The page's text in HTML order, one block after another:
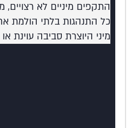
התקפים מיניים לא רצויים,
כל התנהגות בלתי הולמת
מיני היוצרת סביבה עוינת